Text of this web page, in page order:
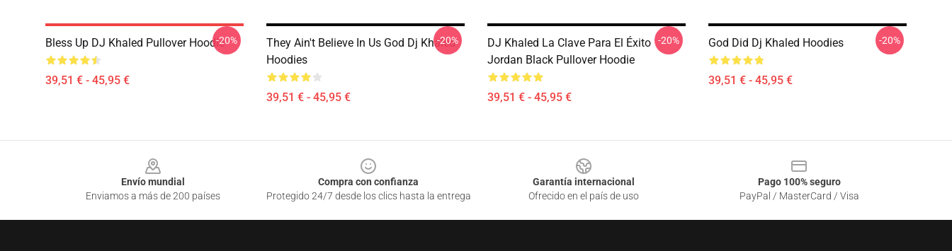
Bless Up DJ Khaled Pullover Hoodie
39,51 € - 45,95 €
-20%
They Ain't Believe In Us God Dj Khaled
Hoodies
39,51 € - 45,95 €
-20%
DJ Khaled La Clave Para El Éxito
Jordan Black Pullover Hoodie
39,51 € - 45,95 €
-20% God Did Dj Khaled Hoodies
39,51 € - 45,95 €
-20%
Envío mundial
Enviamos a más de 200 países
Compra con confianza
Protegido 24/7 desde los clics hasta la entrega
Garantía internacional
Ofrecido en el país de uso
Pago 100% seguro
PayPal / MasterCard / Visa